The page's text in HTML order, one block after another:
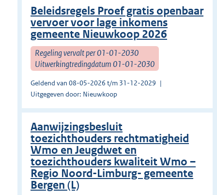
Beleidsregels Proef gratis openbaar
vervoer voor lage inkomens
gemeente Nieuwkoop 2026
Regeling vervalt per 01-01-2030
Uitwerkingtredingdatum 01-01-2030
Geldend van 08-05-2026 t/m 31-12-2029
Uitgegeven door: Nieuwkoop
Aanwijzingsbesluit
toezichthouders rechtmatigheid
Wmo en Jeugdwet en
toezichthouders kwaliteit Wmo –
Regio Noord-Limburg- gemeente
Bergen (L)